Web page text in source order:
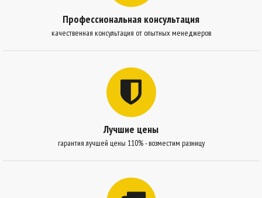
Профессиональная консультация
качественная консультация от опытных менеджеров
Лучшие цены
гарантия лучшей цены 110% - возместим разницу